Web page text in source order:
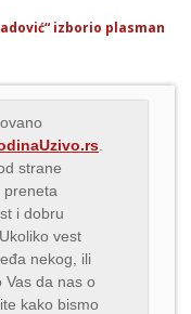
izborio plasman
strane
preneta
i dobru
. Ukoliko vest
nekog, ili
Vas da nas o
kako bismo